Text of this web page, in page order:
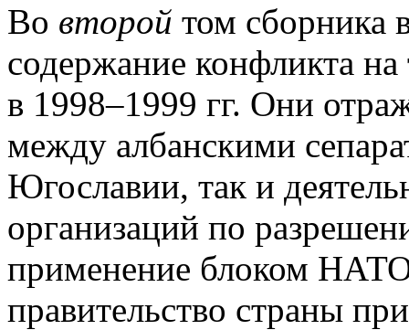
Во второй том
содержание конфликта
в 1998–1999 гг. Они
между албанскими
Югославии, так и
организаций по
применение блоком
правительство страны